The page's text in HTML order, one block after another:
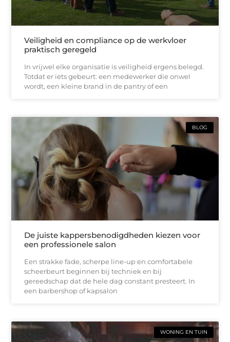
Veiligheid en compliance op de werkvloer
praktisch geregeld
In vrijwel elke organisatie is veiligheid ergens belegd.
Totdat er iets gebeurt: een medewerker die onwel
wordt, een kleine brand in de pantry of een
BLOG
De juiste kappersbenodigdheden kiezen voor
een professionele salon
Een strakke fade, scherpe line-up en comfortabele
scheerbeurt beginnen bij techniek en bij
gereedschap dat de hele dag constant presteert. In
een barbershop of kapsalon
WONING EN TUIN